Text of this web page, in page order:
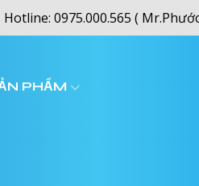
Hotline: 0975.000.565 (
PHẨM